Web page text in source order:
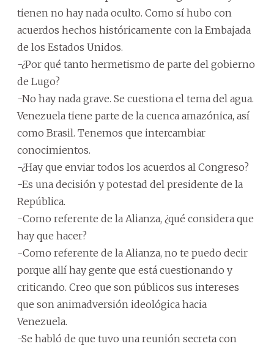
tienen no hay nada oculto. Como sí hubo con
acuerdos hechos históricamente con la Embajada
de los Estados Unidos.
-¿Por qué tanto hermetismo de parte del gobierno
de Lugo?
-No hay nada grave. Se cuestiona el tema del agua.
Venezuela tiene parte de la cuenca amazónica, así
como Brasil. Tenemos que intercambiar
conocimientos.
-¿Hay que enviar todos los acuerdos al Congreso?
-Es una decisión y potestad del presidente de la
República.
-Como referente de la Alianza, ¿qué considera que
hay que hacer?
-Como referente de la Alianza, no te puedo decir
porque allí hay gente que está cuestionando y
criticando. Creo que son públicos sus intereses
que son animadversión ideológica hacia
Venezuela.
-Se habló de que tuvo una reunión secreta con